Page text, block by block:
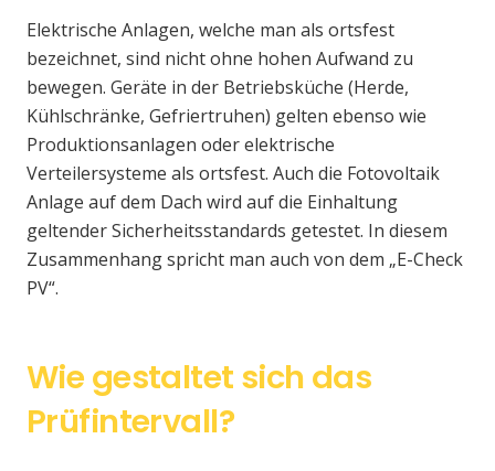
Elektrische Anlagen, welche man als ortsfest
bezeichnet, sind nicht ohne hohen Aufwand zu
bewegen. Geräte in der Betriebsküche (Herde,
Kühlschränke, Gefriertruhen) gelten ebenso wie
Produktionsanlagen oder elektrische
Verteilersysteme als ortsfest. Auch die Fotovoltaik
Anlage auf dem Dach wird auf die Einhaltung
geltender Sicherheitsstandards getestet. In diesem
Zusammenhang spricht man auch von dem „E-Check
PV“.
Wie gestaltet sich das
Prüfintervall?